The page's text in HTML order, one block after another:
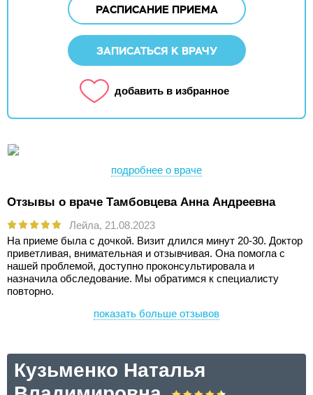
РАСПИСАНИЕ ПРИЕМА
ЗАПИСАТЬСЯ К ВРАЧУ
добавить в избранное
подробнее о враче
Отзывы о враче Тамбовцева Анна Андреевна
Лейла, 21.08.2023
На приеме была с дочкой. Визит длился минут 20-30. Доктор
приветливая, внимательная и отзывчивая. Она помогла с
нашей проблемой, доступно проконсультировала и
назначила обследование. Мы обратимся к специалисту
повторно.
показать больше отзывов
Кузьменко Наталья